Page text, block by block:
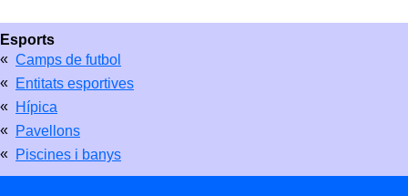
Esports
« Camps de futbol
« Entitats esportives
« Hípica
« Pavellons
« Piscines i banys